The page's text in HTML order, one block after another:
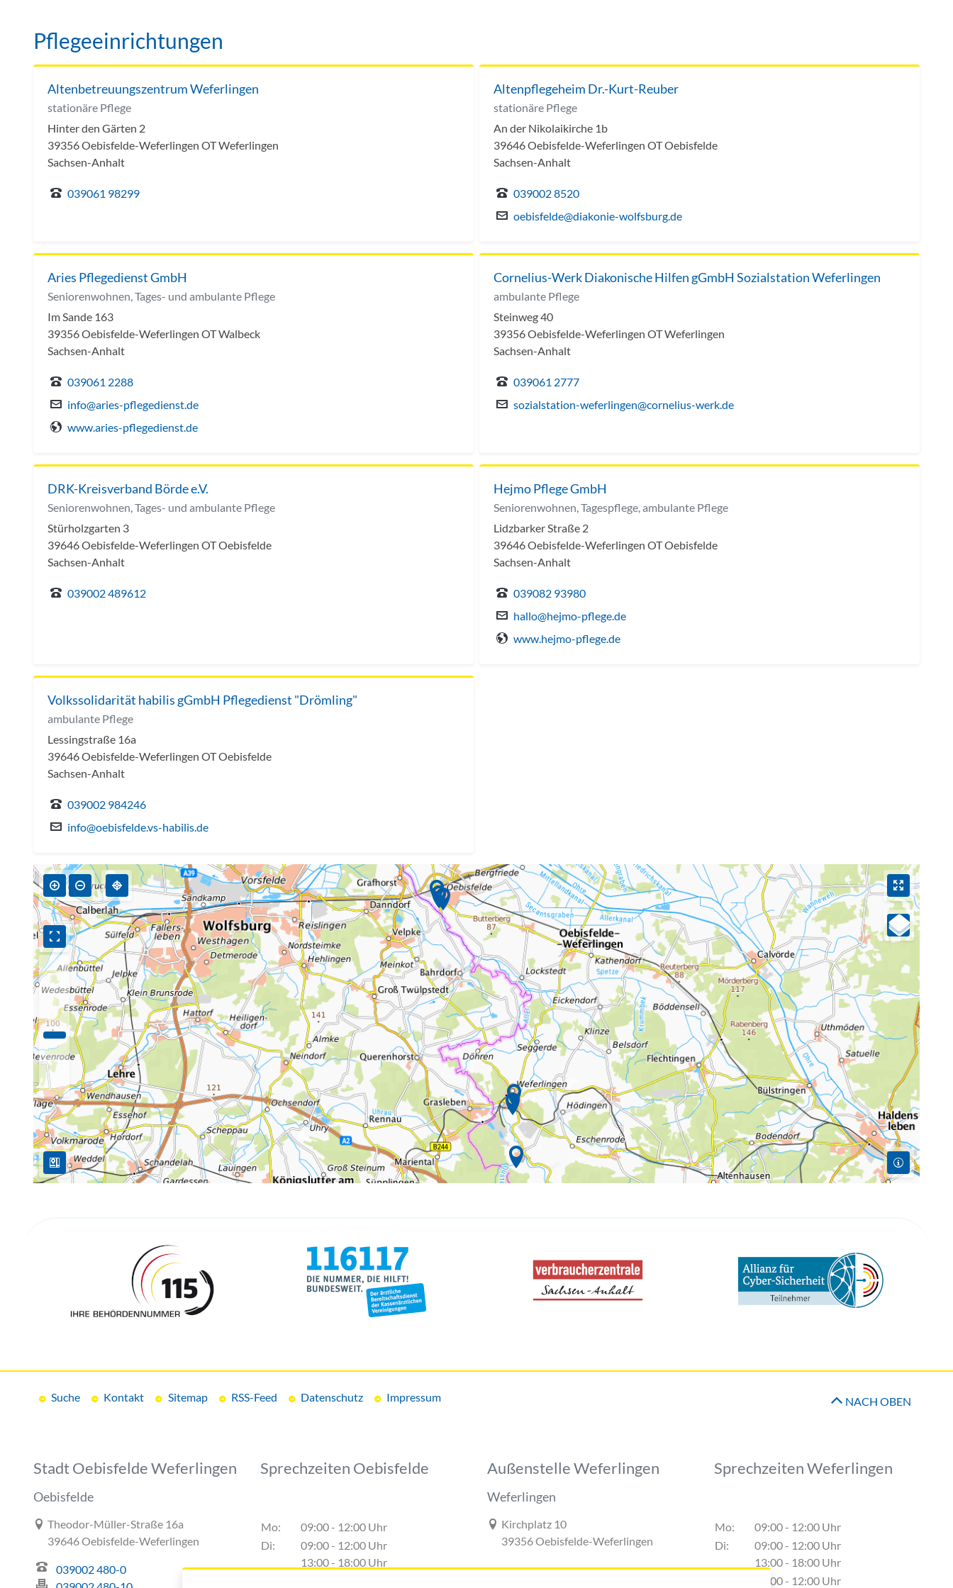
Pflegeeinrichtungen
Altenbetreuungszentrum Weferlingen
stationäre Pflege
Hinter den Gärten 2
39356 Oebisfelde-Weferlingen OT Weferlingen
Sachsen-Anhalt
039061 98299
Altenpflegeheim Dr.-Kurt-Reuber
stationäre Pflege
An der Nikolaikirche 1b
39646 Oebisfelde-Weferlingen OT Oebisfelde
Sachsen-Anhalt
039002 8520
oebisfelde@diakonie-wolfsburg.de
Aries Pflegedienst GmbH
Seniorenwohnen, Tages- und ambulante Pflege
Im Sande 163
39356 Oebisfelde-Weferlingen OT Walbeck
Sachsen-Anhalt
039061 2288
info@aries-pflegedienst.de
www.aries-pflegedienst.de
Cornelius-Werk Diakonische Hilfen gGmbH Sozialstation Weferlingen
ambulante Pflege
Steinweg 40
39356 Oebisfelde-Weferlingen OT Weferlingen
Sachsen-Anhalt
039061 2777
sozialstation-weferlingen@cornelius-werk.de
DRK-Kreisverband Börde e.V.
Seniorenwohnen, Tages- und ambulante Pflege
Stürholzgarten 3
39646 Oebisfelde-Weferlingen OT Oebisfelde
Sachsen-Anhalt
039002 489612
Hejmo Pflege GmbH
Seniorenwohnen, Tagespflege, ambulante Pflege
Lidzbarker Straße 2
39646 Oebisfelde-Weferlingen OT Oebisfelde
Sachsen-Anhalt
039082 93980
hallo@hejmo-pflege.de
www.hejmo-pflege.de
Volkssolidarität habilis gGmbH Pflegedienst "Drömling"
ambulante Pflege
Lessingstraße 16a
39646 Oebisfelde-Weferlingen OT Oebisfelde
Sachsen-Anhalt
039002 984246
info@oebisfelde.vs-habilis.de
Suche Kontakt Sitemap RSS-Feed Datenschutz Impressum NACH OBEN
Stadt Oebisfelde Weferlingen
Oebisfelde
Link zur Google-Maps Navigation
Theodor-Müller-Straße 16a
39646 Oebisfelde-Weferlingen
039002 480-0
Sprechzeiten Oebisfelde
Mo:
09:00 - 12:00 Uhr
Di:
09:00 - 12:00 Uhr
13:00 - 18:00 Uhr
Außenstelle Weferlingen
Weferlingen
Link zur Google-Maps Navigation
Kirchplatz 10
39356 Oebisfelde-Weferlingen
Sprechzeiten Weferlingen
Mo:
09:00 - 12:00 Uhr
Di:
09:00 - 12:00 Uhr
13:00 - 18:00 Uhr
09:00 - 12:00 Uhr